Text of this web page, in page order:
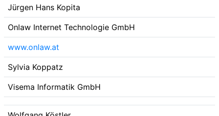
Jürgen Hans Kopita
Onlaw Internet Technologie GmbH
www.onlaw.at
Sylvia Koppatz
Visema Informatik GmbH